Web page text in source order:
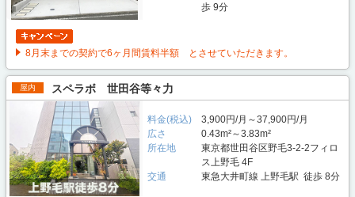
歩 9分
8月末までの契約で6ヶ月間賃料半額 とさせていただきます。
屋内 スペラボ 世田谷等々力
料金(税込)
3,900円/月～37,900円/月
広さ
0.43m²～3.83m²
所在地
東京都世田谷区野毛3-2-2フィロ
ス上野毛 4F
交通
東急大井町線 上野毛駅 徒歩 8分